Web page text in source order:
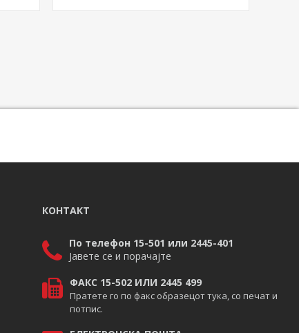
КОНТАКТ
По телефон 15-501 или 2445-401
Јавете се и порачајте
ФАКС 15-502 ИЛИ 2445 499
Пратете го по факс образецот тука, со печат и
потпис.